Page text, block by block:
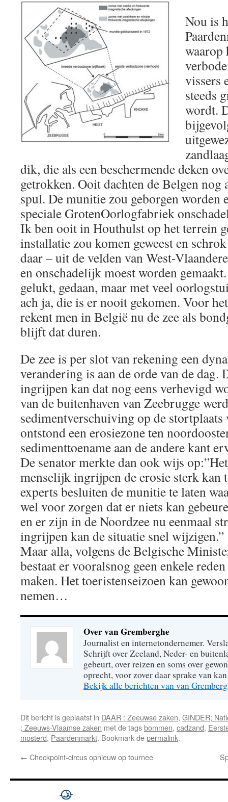
Nou is
waarop
vissers
steeds
wordt.
dik, die als een beschermende deken
getrokken. Ooit dachten de Belgen nog
spul. De munitie zou geborgen worden
speciale GrotenOorlogfabriek
Ik ben ooit in Houthulst op het terrein
installatie zou komen geweest en
daar – uit de velden van West-
en onschadelijk moest worden
gelukt, gedaan, maar met veel
ach ja, die is er nooit gekomen. Voor
rekent men in België nu de zee als
blijft dat duren.
De zee is per slot van rekening een
verandering is aan de orde van de dag.
ingrijpen kan dat nog eens verhevigd
van de buitenhaven van Zeebrugge
sedimentverschuiving op de stortplaats
ontstond een erosiezone ten
sedimenttoename aan de andere kant
De senator merkte dan ook wijs
menselijk ingrijpen de erosie sterk kan
experts besluiten de munitie te laten
wel voor zorgen dat er niets kan
en er zijn in de Noordzee nu eenmaal
ingrijpen kan de situatie snel wijzigen.”
Maar alla, volgens de Belgische
bestaat er vooralsnog geen enkele
maken. Het toeristenseizoen kan
nemen…
Over van Gremberghe
Journalist en internetondernemer.
Schrijft over Zeeland, Neder- en
gebeurt, over reizen en soms over
oprecht, voor zover daar sprake van
Bekijk alle berichten van van
Dit bericht is geplaatst in DAAR : Zeeuwse zaken, GINDER;
; Zeeuws-Vlaamse zaken met de tagsbommen, cadzand,
mosterd, Paardenmarkt. Bookmark depermalink.
← Checkpoint-circus opnieuw op tournee